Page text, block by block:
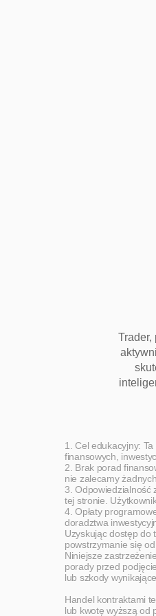
Trader,
1. Cel edukacyjny:
finansowych,
2. Brak porad
nie zalecamy
3. Odpowiedzialność
tej stronie.
4. Opłaty
doradztwa
Uzyskując dostęp do
powstrzymanie się
Niniejsze
porady przed
lub szkody
Handel kontraktami
lub kwotę wyższą od